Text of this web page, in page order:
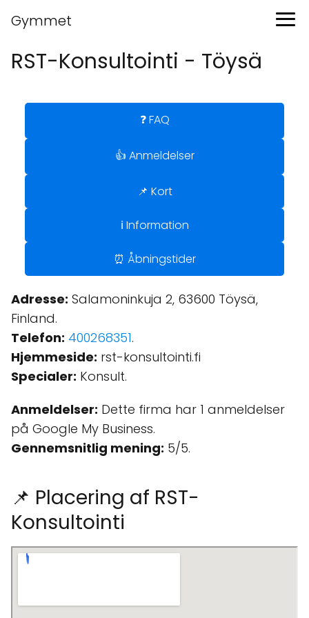
Gymmet
RST-Konsultointi - Töysä
❓ FAQ
👍 Anmeldelser
📌 Kort
ℹ️ Information
⏰ Åbningstider
Adresse: Salamoninkuja 2, 63600 Töysä,
Finland.
Telefon: 400268351.
Hjemmeside: rst-konsultointi.fi
Specialer: Konsult.
Anmeldelser: Dette firma har 1 anmeldelser
på Google My Business.
Gennemsnitlig mening: 5/5.
📌 Placering af RST-
Konsultointi